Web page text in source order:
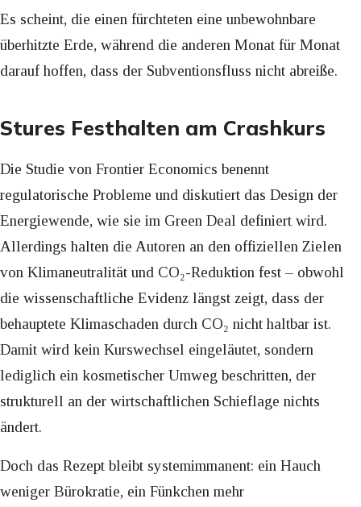
Es scheint, die einen fürchteten eine unbewohnbare
überhitzte Erde, während die anderen Monat für Monat
darauf hoffen, dass der Subventionsfluss nicht abreiße.
Stures Festhalten am Crashkurs
Die Studie von Frontier Economics benennt
regulatorische Probleme und diskutiert das Design der
Energiewende, wie sie im Green Deal definiert wird.
Allerdings halten die Autoren an den offiziellen Zielen
von Klimaneutralität und CO₂-Reduktion fest – obwohl
die wissenschaftliche Evidenz längst zeigt, dass der
behauptete Klimaschaden durch CO₂ nicht haltbar ist.
Damit wird kein Kurswechsel eingeläutet, sondern
lediglich ein kosmetischer Umweg beschritten, der
strukturell an der wirtschaftlichen Schieflage nichts
ändert.
Doch das Rezept bleibt systemimmanent: ein Hauch
weniger Bürokratie, ein Fünkchen mehr